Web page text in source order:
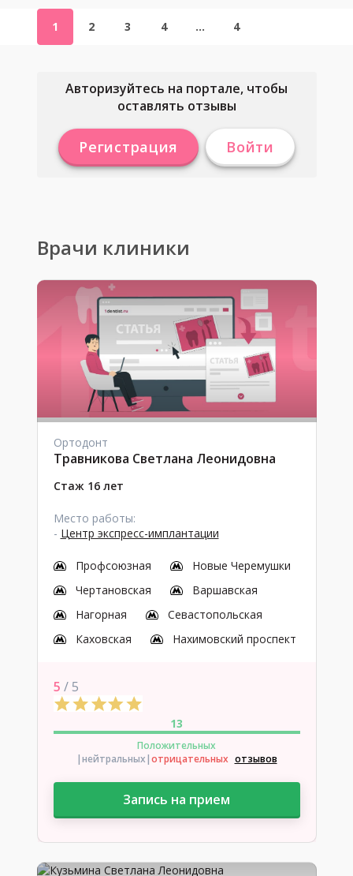
1 2 3 4 … 4
Авторизуйтесь на портале, чтобы
оставлять отзывы
Регистрация Войти
Врачи клиники
Ортодонт
Травникова Светлана Леонидовна
Стаж 16 лет
Место работы:
- Центр экспресс-имплантации
Профсоюзная
Новые Черемушки
Чертановская
Варшавская
Нагорная
Севастопольская
Каховская
Нахимовский проспект
5 / 5
13
Положительных
|нейтральных|отрицательных отзывов
Запись на прием